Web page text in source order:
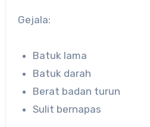
Gejala:
Batuk lama
Batuk darah
Berat badan turun
Sulit bernapas